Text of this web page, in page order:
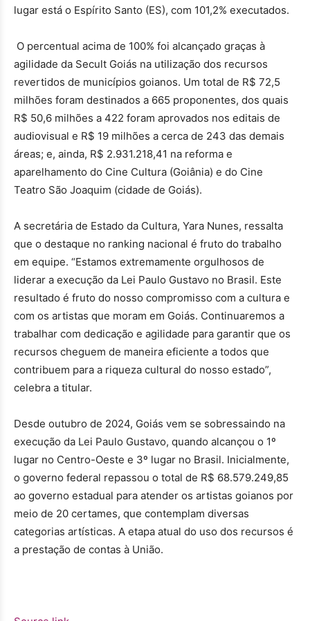
lugar está o Espírito Santo (ES), com 101,2% executados.
O percentual acima de 100% foi alcançado graças à
agilidade da Secult Goiás na utilização dos recursos
revertidos de municípios goianos. Um total de R$ 72,5
milhões foram destinados a 665 proponentes, dos quais
R$ 50,6 milhões a 422 foram aprovados nos editais de
audiovisual e R$ 19 milhões a cerca de 243 das demais
áreas; e, ainda, R$ 2.931.218,41 na reforma e
aparelhamento do Cine Cultura (Goiânia) e do Cine
Teatro São Joaquim (cidade de Goiás).
A secretária de Estado da Cultura, Yara Nunes, ressalta
que o destaque no ranking nacional é fruto do trabalho
em equipe. “Estamos extremamente orgulhosos de
liderar a execução da Lei Paulo Gustavo no Brasil. Este
resultado é fruto do nosso compromisso com a cultura e
com os artistas que moram em Goiás. Continuaremos a
trabalhar com dedicação e agilidade para garantir que os
recursos cheguem de maneira eficiente a todos que
contribuem para a riqueza cultural do nosso estado”,
celebra a titular.
Desde outubro de 2024, Goiás vem se sobressaindo na
execução da Lei Paulo Gustavo, quando alcançou o 1º
lugar no Centro-Oeste e 3º lugar no Brasil. Inicialmente,
o governo federal repassou o total de R$ 68.579.249,85
ao governo estadual para atender os artistas goianos por
meio de 20 certames, que contemplam diversas
categorias artísticas. A etapa atual do uso dos recursos é
a prestação de contas à União.